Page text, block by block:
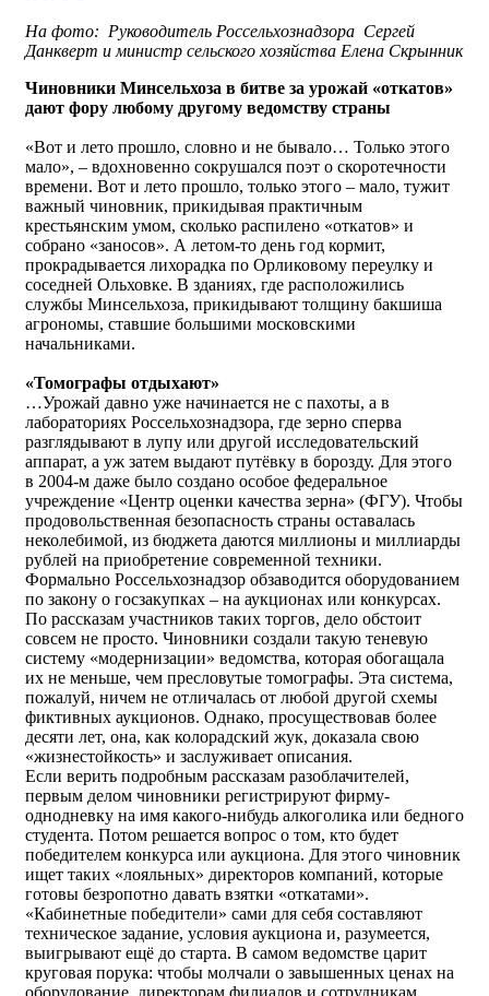
На фото: Руководитель Россельхознадзора Сергей
Данкверт и министр сельского хозяйства Елена Скрынник
Чиновники Минсельхоза в битве за урожай «откатов»
дают фору любому другому ведомству страны
«Вот и лето прошло, словно и не бывало… Только этого
мало», – вдохновенно сокрушался поэт о скоротечности
времени. Вот и лето прошло, только этого – мало, тужит
важный чиновник, прикидывая практичным
крестьянским умом, сколько распилено «откатов» и
собрано «заносов». А летом-то день год кормит,
прокрадывается лихорадка по Орликовому переулку и
соседней Ольховке. В зданиях, где расположились
службы Минсельхоза, прикидывают толщину бакшиша
агрономы, ставшие большими московскими
начальниками.
«Томографы отдыхают»
…Урожай давно уже начинается не с пахоты, а в
лабораториях Россельхознадзора, где зерно сперва
разглядывают в лупу или другой исследовательский
аппарат, а уж затем выдают путёвку в борозду. Для этого
в 2004-м даже было создано особое федеральное
учреждение «Центр оценки качества зерна» (ФГУ). Чтобы
продовольственная безопасность страны оставалась
неколебимой, из бюджета даются миллионы и миллиарды
рублей на приобретение современной техники.
Формально Россельхознадзор обзаводится оборудованием
по закону о госзакупках – на аукционах или конкурсах.
По рассказам участников таких торгов, дело обстоит
совсем не просто. Чиновники создали такую теневую
систему «модернизации» ведомства, которая обогащала
их не меньше, чем пресловутые томографы. Эта система,
пожалуй, ничем не отличалась от любой другой схемы
фиктивных аукционов. Однако, просуществовав более
десяти лет, она, как колорадский жук, доказала свою
«жизнестойкость» и заслуживает описания.
Если верить подробным рассказам разоблачителей,
первым делом чиновники регистрируют фирму-
однодневку на имя какого-нибудь алкоголика или бедного
студента. Потом решается вопрос о том, кто будет
победителем конкурса или аукциона. Для этого чиновник
ищет таких «лояльных» директоров компаний, которые
готовы безропотно давать взятки «откатами».
«Кабинетные победители» сами для себя составляют
техническое задание, условия аукциона и, разумеется,
выигрывают ещё до старта. В самом ведомстве царит
круговая порука: чтобы молчали о завышенных ценах на
оборудование, директорам филиалов и сотрудникам,